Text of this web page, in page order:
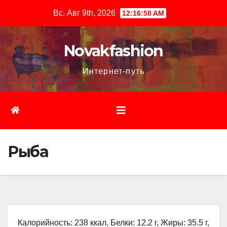
содержимому
Вс. Авг 9th, 2026 12:16:59 AM
Novakfashion
Интернет-путь
Рыба
Калорийность: 238 ккал, Белки: 12.2 г, Жиры: 35.5 г,